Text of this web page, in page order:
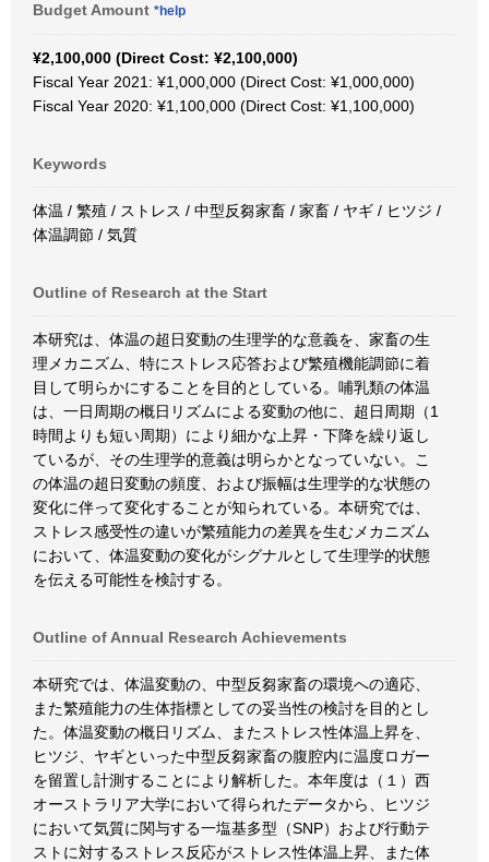
Budget Amount *help
¥2,100,000 (Direct Cost: ¥2,100,000)
Fiscal Year 2021: ¥1,000,000 (Direct Cost: ¥1,000,000)
Fiscal Year 2020: ¥1,100,000 (Direct Cost: ¥1,100,000)
Keywords
体温 / 繁殖 / ストレス / 中型反芻家畜 / 家畜 / ヤギ / ヒツジ /
体温調節 / 気質
Outline of Research at the Start
本研究は、体温の超日変動の生理学的な意義を、家畜の生
理メカニズム、特にストレス応答および繁殖機能調節に着
目して明らかにすることを目的としている。哺乳類の体温
は、一日周期の概日リズムによる変動の他に、超日周期（1
時間よりも短い周期）により細かな上昇・下降を繰り返し
ているが、その生理学的意義は明らかとなっていない。こ
の体温の超日変動の頻度、および振幅は生理学的な状態の
変化に伴って変化することが知られている。本研究では、
ストレス感受性の違いが繁殖能力の差異を生むメカニズム
において、体温変動の変化がシグナルとして生理学的状態
を伝える可能性を検討する。
Outline of Annual Research Achievements
本研究では、体温変動の、中型反芻家畜の環境への適応、
また繁殖能力の生体指標としての妥当性の検討を目的とし
た。体温変動の概日リズム、またストレス性体温上昇を、
ヒツジ、ヤギといった中型反芻家畜の腹腔内に温度ロガー
を留置し計測することにより解析した。本年度は（１）西
オーストラリア大学において得られたデータから、ヒツジ
において気質に関与する一塩基多型（SNP）および行動テ
ストに対するストレス反応がストレス性体温上昇、また体